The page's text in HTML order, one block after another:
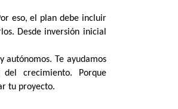
eso, el plan debe incluir
Desde inversión inicial
autónomos. Te ayudamos
crecimiento. Porque
tu proyecto.